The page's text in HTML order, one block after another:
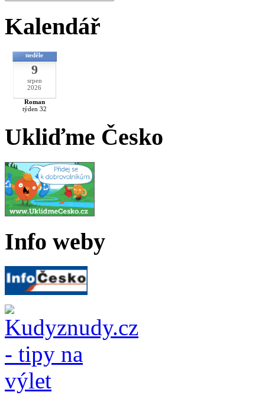
Kalendář
neděle
9
srpen
2026
Roman
týden 32
Ukliďme Česko
Info weby